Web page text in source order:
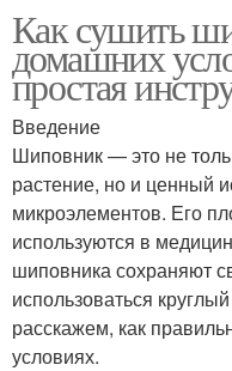
Как сушить
домашних
простая
Введение
Шиповник — это не
растение, но и ценный
микроэлементов. Его
используются в
шиповника сохраняют
использоваться
расскажем, как
условиях.